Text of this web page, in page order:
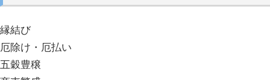
縁結び
厄除け・厄払い
五穀豊穣